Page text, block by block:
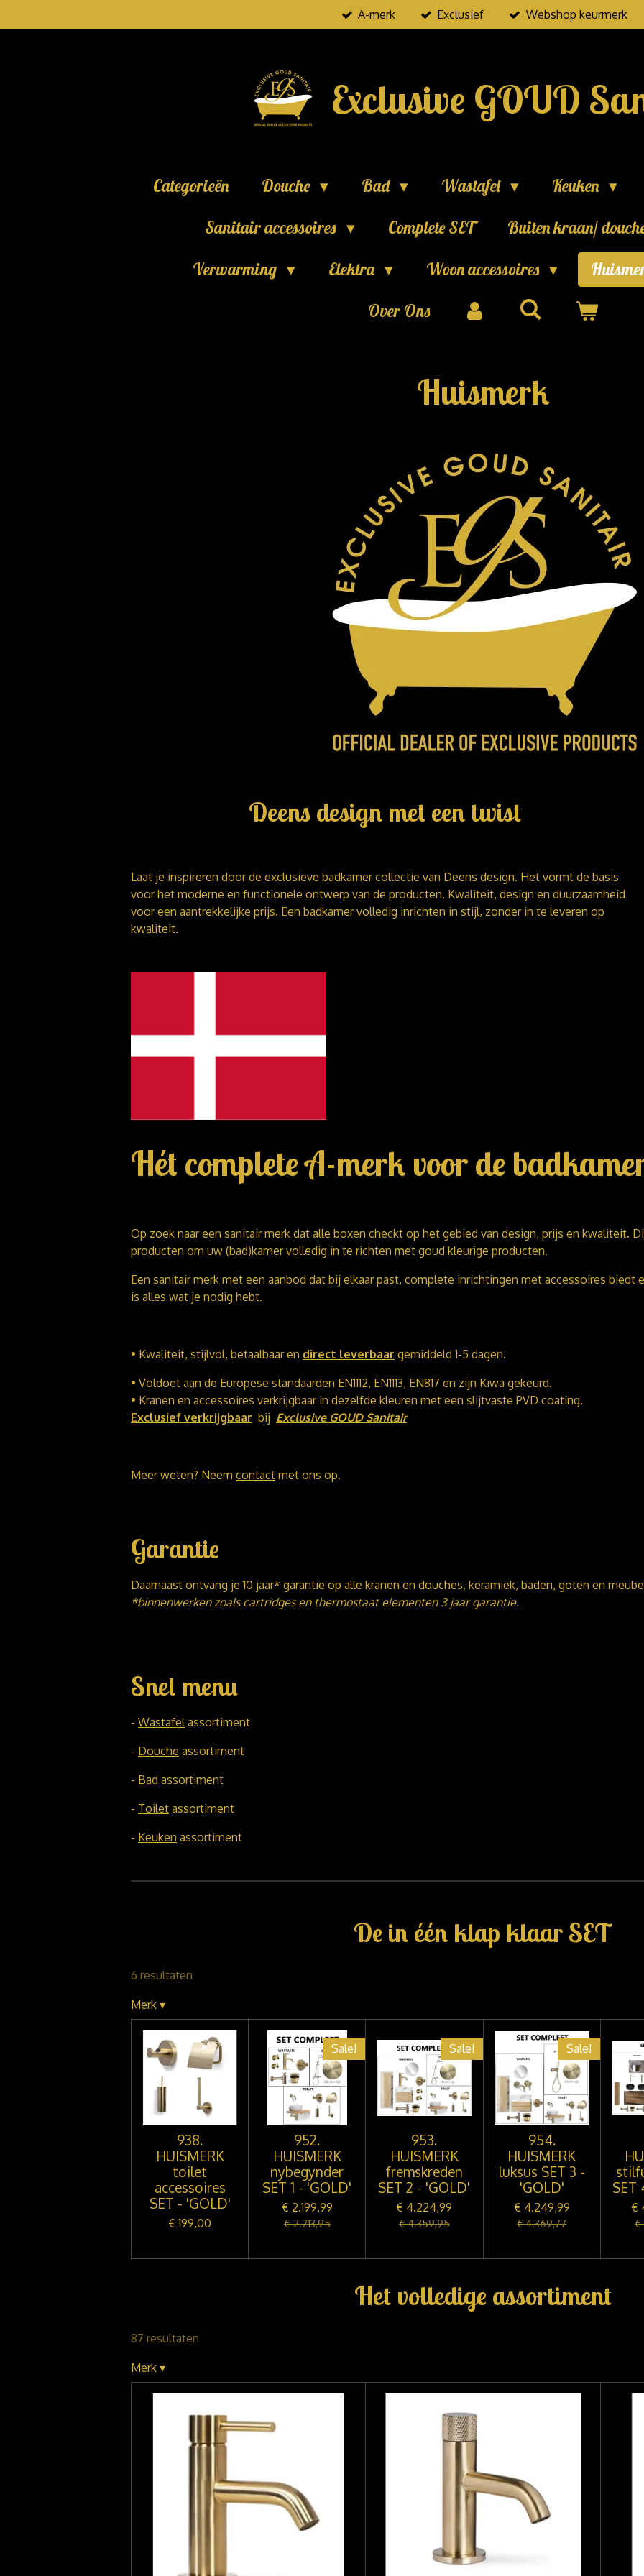
direct
A-merk Exclusief Webshop keurmerk
Exclusive GOUD
Categorieën Douche Bad Wastafel
Keuken
Sanitair accessoires
Complete SET
Buiten kraan/
Verwarming
Elektra Woon accessoires
Over Ons
Huismerk
Deens design met een twist
Laat je inspireren door de exclusieve badkamer collectie van Deens design. Het vormt de basis
voor het moderne en functionele ontwerp van de producten. Kwaliteit, design en duurzaamheid
voor een aantrekkelijke prijs. Een badkamer volledig inrichten in stijl, zonder in te leveren op
kwaliteit.
Hét complete A-merk voor de
Op zoek naar een sanitair merk dat alle boxen checkt op het gebied van design, prijs en kwaliteit.
producten om uw (bad)kamer volledig in te richten met goud kleurige producten.
Een sanitair merk met een aanbod dat bij elkaar past, complete inrichtingen met accessoires biedt
is alles wat je nodig hebt.
• Kwaliteit, stijlvol, betaalbaar en direct leverbaar gemiddeld 1-5 dagen.
• Voldoet aan de Europese standaarden EN1112, EN1113, EN817 en zijn Kiwa gekeurd.
• Kranen en accessoires verkrijgbaar in dezelfde kleuren met een slijtvaste PVD coating.
Exclusief verkrijgbaar bij Exclusive GOUD Sanitair
Meer weten? Neem contact met ons op.
Garantie
Daarnaast ontvang je 10 jaar* garantie op alle kranen en douches, keramiek, baden, goten en
*binnenwerken zoals cartridges en thermostaat elementen 3 jaar garantie.
Snel menu
- Wastafel assortiment
- Douche assortiment
- Bad assortiment
- Toilet assortiment
- Keuken assortiment
De in één klap klaar SET
6 resultaten
Merk ▾
938.
HUISMERK
toilet
accessoires
SET - 'GOLD'
€ 199,00
Sale!
952.
HUISMERK
nybegynder
SET 1 - 'GOLD'
€ 2.199,99
€ 2.213,95
Sale!
953.
HUISMERK
fremskreden
SET 2 - 'GOLD'
€ 4.224,99
€ 4.359,95
Sale!
954.
HUISMERK
luksus SET 3 -
'GOLD'
€ 4.249,99
€ 4.369,77
SET
€
€
Het volledige assortiment
87 resultaten
Merk ▾